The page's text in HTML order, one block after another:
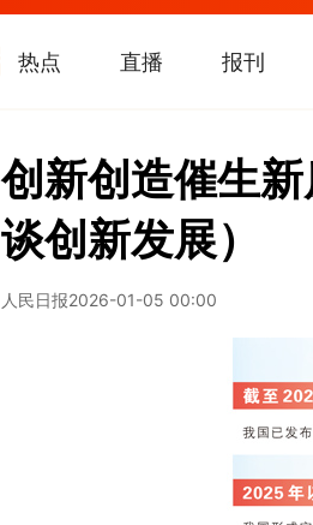
热点 直播 报刊
创新创造催生新
谈创新发展）
人民日报2026-01-05 00:00